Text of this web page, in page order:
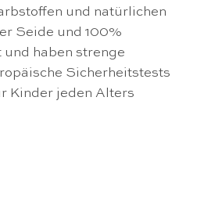
und natürlichen
Seide und 100%
haben strenge
Sicherheitstests
Kinder jeden Alters